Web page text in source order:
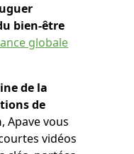
bien-être
globale
de la
de
, Apave vous
vidéos